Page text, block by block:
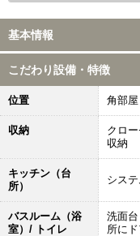
基本情報
こだわり設備・特徴
位置 角部屋
収納
クロ
収納
キッチン（台
所）
シス
バスルーム（浴
室）/ トイレ
洗面
所に